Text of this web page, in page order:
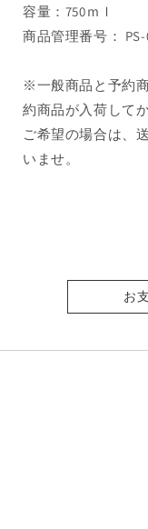
量
を
ら
す
を
や
す
容量：750ｍｌ
商品管理番号： PS-
※一般商品と予約
約商品が入荷して
ご希望の場合は、
いませ。
お